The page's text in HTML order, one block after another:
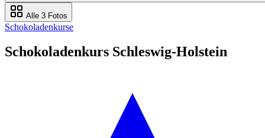
Alle 3 Fotos
Schokoladenkurse
Schokoladenkurs Schleswig-Holstein